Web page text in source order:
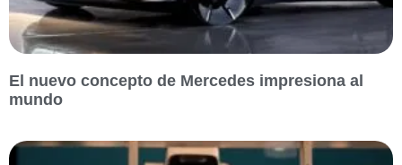
El nuevo concepto de Mercedes impresiona al
mundo